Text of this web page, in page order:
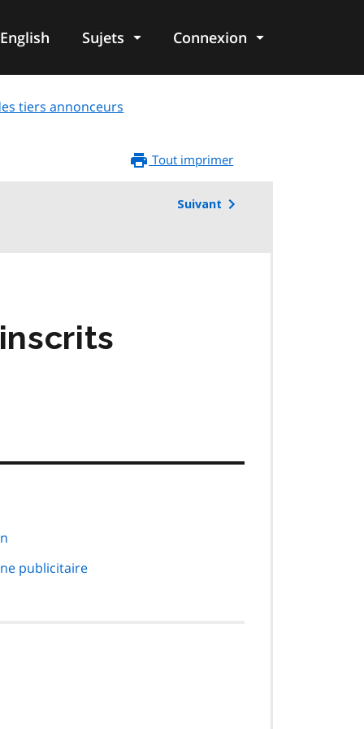
English Sujets Connexion
tiers annonceurs
Tout imprimer
Suivant
publicitaire